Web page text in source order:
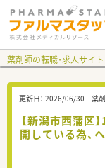
薬剤師の転職・求人サイ
更新日： 2026/06/30 薬
【新潟市西蒲区
開している為、